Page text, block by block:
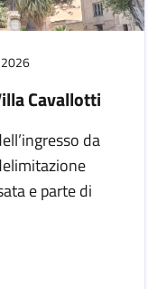
2026
Cavallotti
da
e parte di